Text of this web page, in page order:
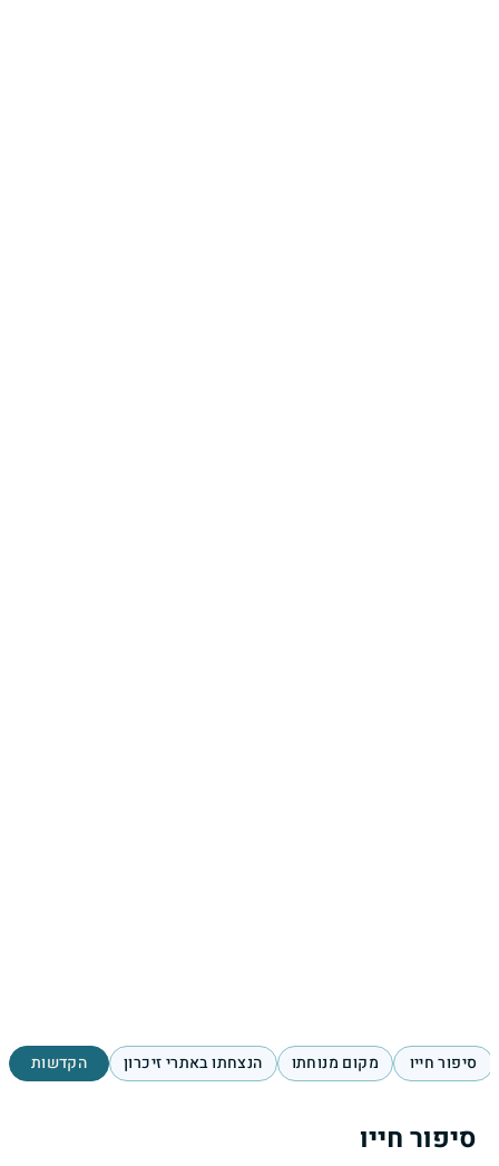
סיפור חייו מקום מנוחתו הנצחתו באתרי זיכרון הקדשות
סיפור חייו